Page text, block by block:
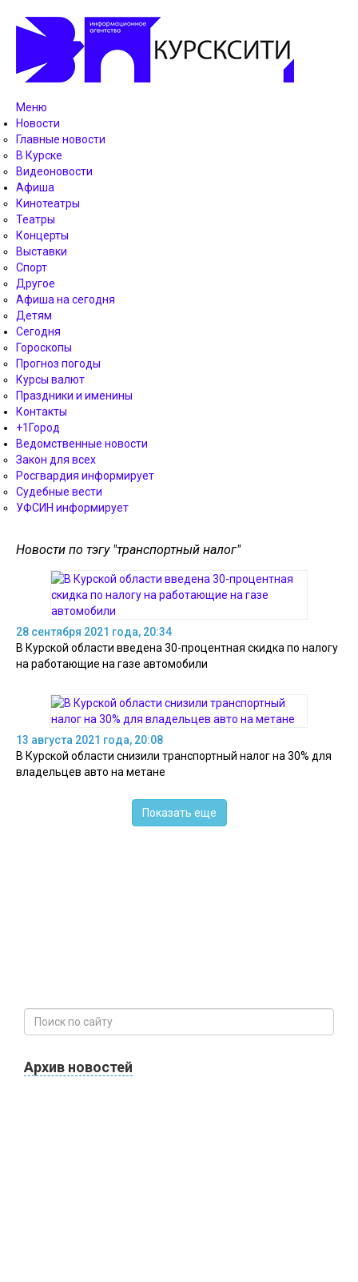
Меню
Новости
Главные новости
В Курске
Видеоновости
Афиша
Кинотеатры
Театры
Концерты
Выставки
Спорт
Другое
Афиша на сегодня
Детям
Сегодня
Гороскопы
Прогноз погоды
Курсы валют
Праздники и именины
Контакты
+1Город
Ведомственные новости
Закон для всех
Росгвардия информирует
Судебные вести
УФСИН информирует
Новости по тэгу "транспортный налог"
28 сентября 2021 года, 20:34
В Курской области введена 30-процентная скидка по налогу
на работающие на газе автомобили
13 августа 2021 года, 20:08
В Курской области снизили транспортный налог на 30% для
владельцев авто на метане
Показать еще
Архив новостей